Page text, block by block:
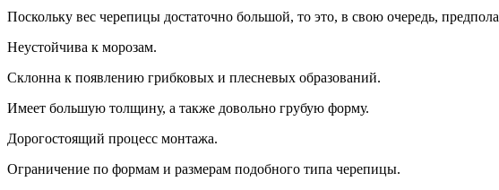
Поскольку вес черепицы достаточно большой, то это, в свою очередь,
Неустойчива к морозам.
Склонна к появлению грибковых и плесневых образований.
Имеет большую толщину, а также довольно грубую форму.
Дорогостоящий процесс монтажа.
Ограничение по формам и размерам подобного типа черепицы.